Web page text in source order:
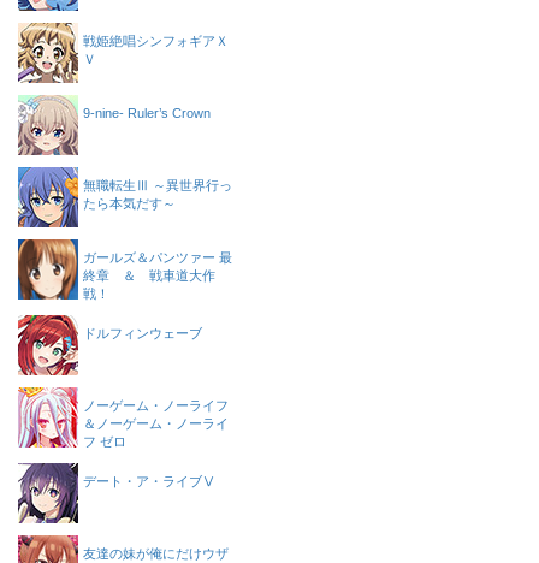
戦姫絶唱シンフォギアＸ
Ｖ
9-nine- Ruler’s Crown
無職転生Ⅲ ～異世界行っ
たら本気だす～
ガールズ＆パンツァー 最
終章 ＆ 戦車道大作
戦！
ドルフィンウェーブ
ノーゲーム・ノーライフ
＆ノーゲーム・ノーライ
フ ゼロ
デート・ア・ライブⅤ
友達の妹が俺にだけウザ